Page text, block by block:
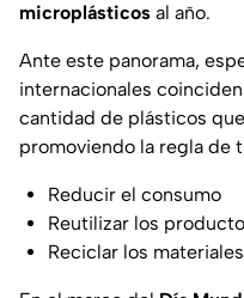
microplásticos al año.
Ante este panorama,
internacionales
cantidad de plásticos
promoviendo la regla de
Reducir el consumo
Reutilizar los
Reciclar los